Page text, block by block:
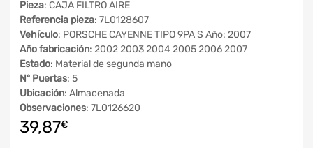
Pieza: CAJA FILTRO AIRE
Referencia pieza: 7L0128607
Vehículo: PORSCHE CAYENNE TIPO 9PA S Año: 2007
Año fabricación: 2002 2003 2004 2005 2006 2007
Estado: Material de segunda mano
Nº Puertas: 5
Ubicación: Almacenada
Observaciones: 7L0126620
39,87€